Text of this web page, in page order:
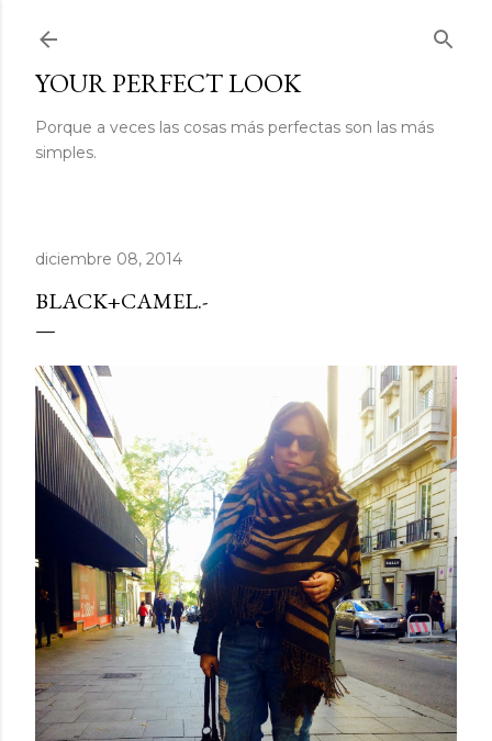
YOUR PERFECT LOOK
Porque a veces las cosas más perfectas son las más
simples.
diciembre 08, 2014
BLACK+CAMEL.-